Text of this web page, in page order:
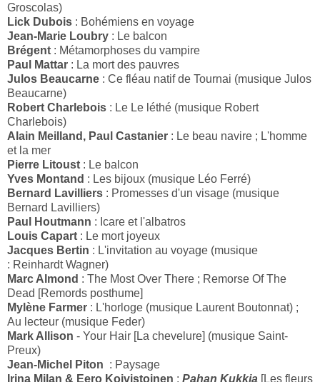
Groscolas)
Lick Dubois : Bohémiens en voyage
Jean-Marie Loubry : Le balcon
Brégent : Métamorphoses du vampire
Paul Mattar : La mort des pauvres
Julos Beaucarne : Ce fléau natif de Tournai (musique Julos
Beaucarne)
Robert Charlebois : Le Le léthé (musique Robert
Charlebois)
Alain Meilland, Paul Castanier : Le beau navire ; L'homme
et la mer
Pierre Litoust : Le balcon
Yves Montand : Les bijoux (musique Léo Ferré)
Bernard Lavilliers : Promesses d'un visage (musique
Bernard Lavilliers)
Paul Houtmann : Icare et l'albatros
Louis Capart : Le mort joyeux
Jacques Bertin : L'invitation au voyage (musique
: Reinhardt Wagner)
Marc Almond : The Most Over There ; Remorse Of The
Dead [Remords posthume]
Mylène Farmer : L'horloge (musique Laurent Boutonnat) ;
Au lecteur (musique Feder)
Mark Allison - Your Hair [La chevelure] (musique Saint-
Preux)
Jean-Michel Piton : Paysage
Irina Milan & Eero Koivistoinen : Pahan Kukkia [Les fleurs